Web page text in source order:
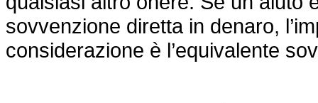
sovvenzione diretta in denaro,
considerazione è l’equivalente